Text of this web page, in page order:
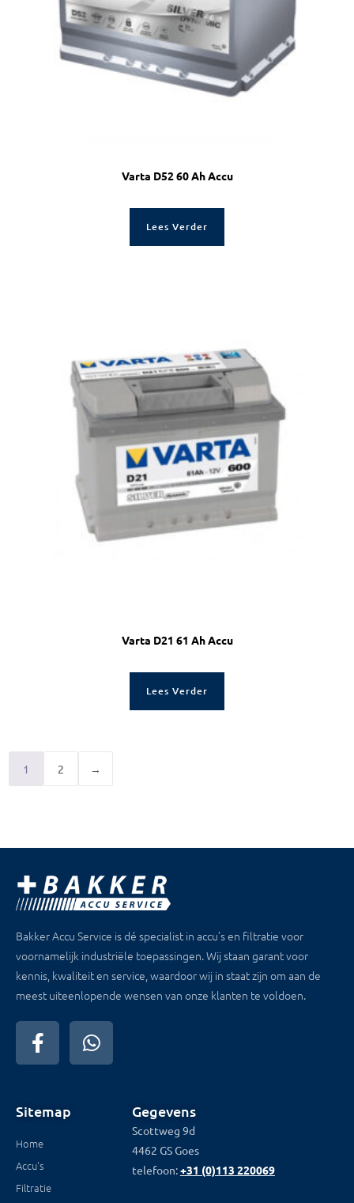
Varta D52 60 Ah Accu
Lees Verder
Varta D21 61 Ah Accu
Lees Verder
1 2 →
Bakker Accu Service is dé specialist in accu’s en filtratie voor
voornamelijk industriële toepassingen. Wij staan garant voor
kennis, kwaliteit en service, waardoor wij in staat zijn om aan de
meest uiteenlopende wensen van onze klanten te voldoen.
Sitemap
Home
Accu's
Filtratie
Gegevens
Scottweg 9d
4462 GS Goes
telefoon:+31 (0)113 220069